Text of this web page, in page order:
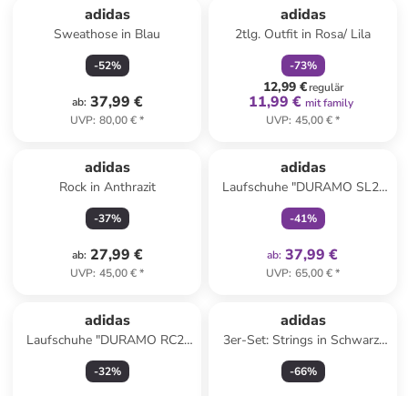
adidas
Sweathose in Blau
-52%
ab: 37,99 €
UVP: 80,00 €*
adidas
2tlg. Outfit in Rosa/ Lila
-73%
12,99 €regulär
11,99 € mit family
UVP: 45,00 €*
adidas
Rock in Anthrazit
-37%
ab: 27,99 €
UVP: 45,00 €*
adidas
Laufschuhe "DURAMO SL2"
in Dunkelblau/ Gold
-41%
ab: 37,99 €
UVP: 65,00 €*
adidas
Laufschuhe "DURAMO RC2"
in Dunkelblau/ Weiß
-32%
adidas
3er-Set: Strings in Schwarz/
Rosa/ Hellgrün
-66%